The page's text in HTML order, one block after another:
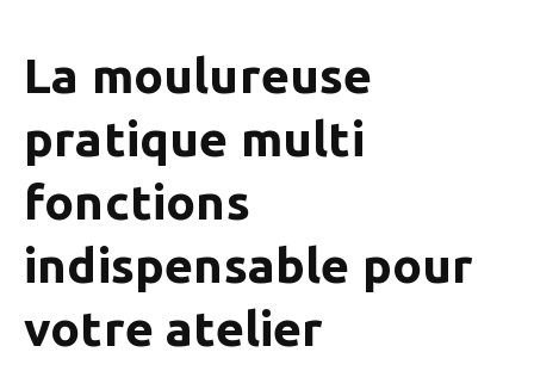
La moulureuse
pratique multi
fonctions
indispensable pour
votre atelier